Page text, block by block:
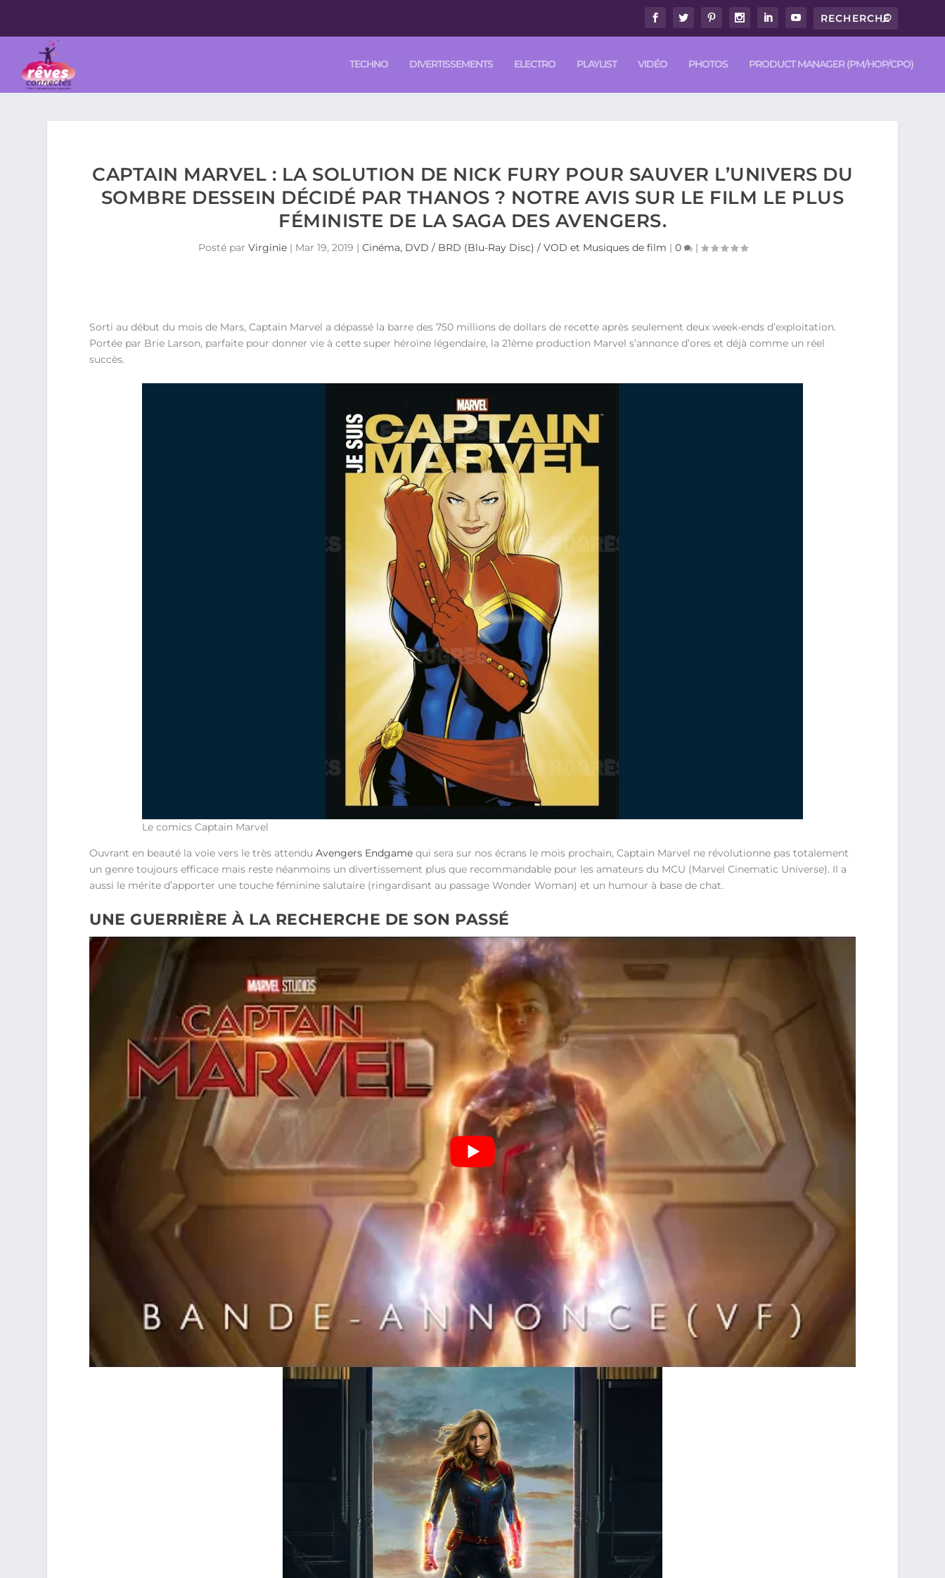
TECHNO DIVERTISSEMENTS ELECTRO PLAYLIST VIDÉO PHOTOS PRODUCT MANAGER (PM/HOP/CPO)
CAPTAIN MARVEL : LA SOLUTION DE NICK FURY POUR SAUVER L’UNIVERS DU
SOMBRE DESSEIN DÉCIDÉ PAR THANOS ? NOTRE AVIS SUR LE FILM LE PLUS
FÉMINISTE DE LA SAGA DES AVENGERS.
Posté par Virginie| Mar 19, 2019 | Cinéma, DVD / BRD (Blu-Ray Disc) / VOD et Musiques de film | 0 |
Sorti au début du mois de Mars, Captain Marvel a dépassé la barre des 750 millions de dollars de recette après seulement deux week-ends d’exploitation.
Portée par Brie Larson, parfaite pour donner vie à cette super héroïne légendaire, la 21ème production Marvel s’annonce d’ores et déjà comme un réel
succès.
Le comics Captain Marvel
Ouvrant en beauté la voie vers le très attenduAvengers Endgame qui sera sur nos écrans le mois prochain, Captain Marvel ne révolutionne pas totalement
un genre toujours efficace mais reste néanmoins un divertissement plus que recommandable pour les amateurs du MCU (Marvel Cinematic Universe). Il a
aussi le mérite d’apporter une touche féminine salutaire (ringardisant au passage Wonder Woman) et un humour à base de chat.
UNE GUERRIÈRE À LA RECHERCHE DE SON PASSÉ